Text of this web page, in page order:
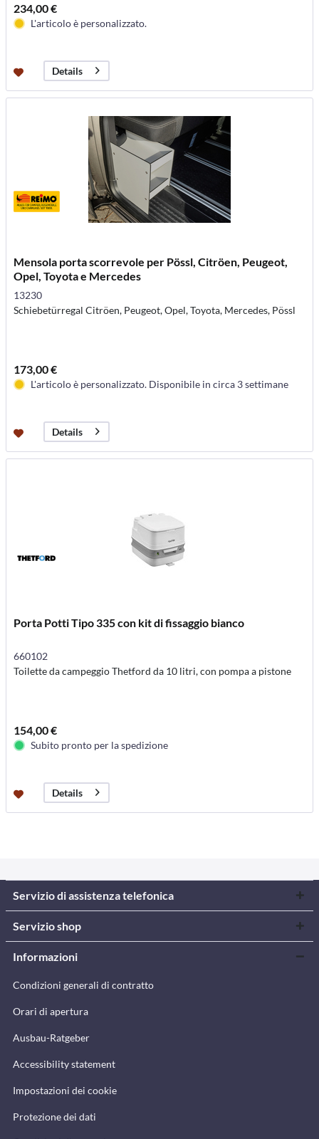
234,00 €
L'articolo è personalizzato.
Details
Mensola porta scorrevole per Pössl, Citröen, Peugeot,
Opel, Toyota e Mercedes
13230
Schiebetürregal Citröen, Peugeot, Opel, Toyota, Mercedes, Pössl
173,00 €
L'articolo è personalizzato. Disponibile in circa 3 settimane
Details
Porta Potti Tipo 335 con kit di fissaggio bianco
660102
Toilette da campeggio Thetford da 10 litri, con pompa a pistone
154,00 €
Subito pronto per la spedizione
Details
Servizio di assistenza telefonica
Servizio shop
Informazioni
Condizioni generali di contratto
Orari di apertura
Ausbau-Ratgeber
Accessibility statement
Impostazioni dei cookie
Protezione dei dati